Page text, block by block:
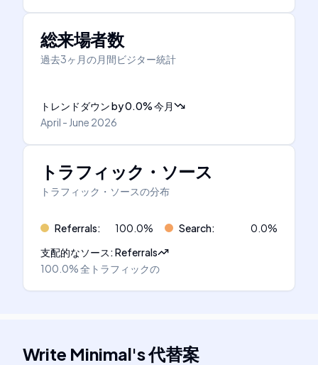
総来場者数
過去3ヶ月の月間ビジター統計
トレンドダウンby0.0%今月
April - June 2026
トラフィック・ソース
トラフィック・ソースの分布
Referrals: 100.0% Search: 0.0%
支配的なソース:Referrals
100.0%全トラフィックの
Write Minimal's代替案